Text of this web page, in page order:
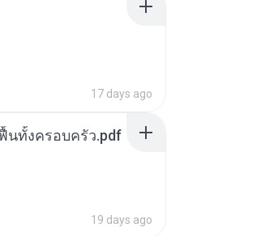
17 days ago
นทั้งครอบครัว.pdf
19 days ago